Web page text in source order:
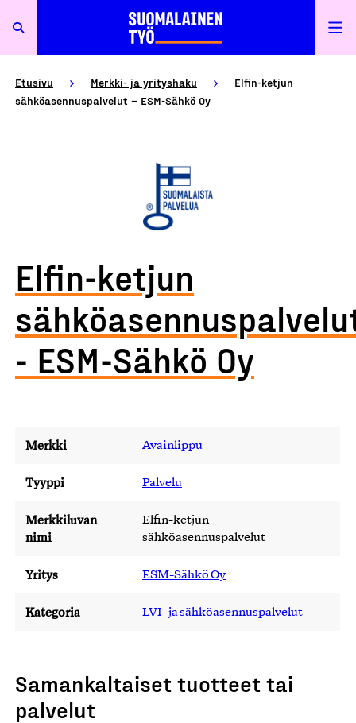
Etusivu Merkki- ja yrityshaku
Elfin-ketjun
sähköasennuspalvelut – ESM-Sähkö Oy
Elfin-ketjun
- ESM-Sähkö Oy
Merkki Avainlippu
Tyyppi Palvelu
Merkkiluvan
nimi
Elfin-ketjun
sähköasennuspalvelut
Yritys ESM-Sähkö Oy
Kategoria LVI- ja sähköasennuspalvelut
Samankaltaiset tuotteet tai
palvelut